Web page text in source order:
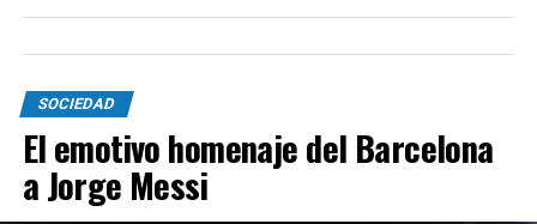
SOCIEDAD
El emotivo homenaje del Barcelona
a Jorge Messi